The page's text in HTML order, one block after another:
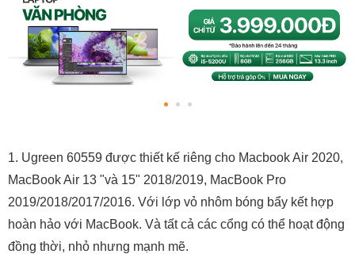
1. Ugreen 60559 được thiết kế riêng cho Macbook Air 2020,
MacBook Air 13 "và 15" 2018/2019, MacBook Pro
2019/2018/2017/2016. Với lớp vỏ nhôm bóng bẩy kết hợp
hoàn hảo với MacBook. Và tất cả các cổng có thể hoạt động
đồng thời, nhỏ nhưng mạnh mẽ.